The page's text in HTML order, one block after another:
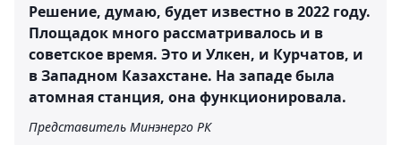
Решение, думаю, будет известно в 2022 году.
Площадок много рассматривалось и в
советское время. Это и Улкен, и Курчатов, и
в Западном Казахстане. На западе была
атомная станция, она функционировала.
Представитель Минэнерго РК